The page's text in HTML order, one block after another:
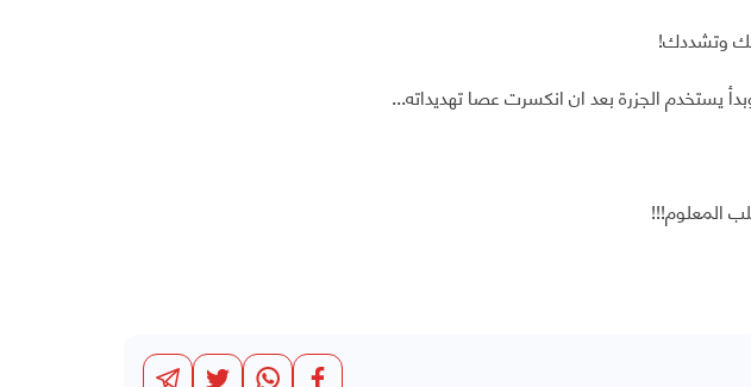
وتشددك!
يستخدم الجزرة بعد ان انكسرت عصا تهديداته...
المعلوم!!!